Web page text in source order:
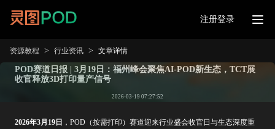
注册登录
资源教程 > 行业资讯 > 文章详情
POD赛道日报 | 3月19日：福州峰会聚焦AI-POD新生态，TCT展
收官释放3D打印量产信号
2026-03-19 07:27:52
2026年3月19日 ，POD（按需打印）赛道迎来行业盛会收官日与生态深度重